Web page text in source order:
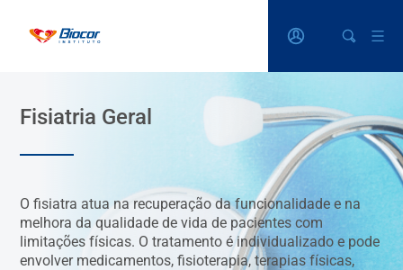
Fisiatria Geral
O fisiatra atua na recuperação da funcionalidade e na
melhora da qualidade de vida de pacientes com
limitações físicas. O tratamento é individualizado e pode
envolver medicamentos, fisioterapia, terapias físicas,